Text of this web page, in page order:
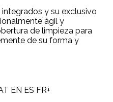
y su exclusivo
ágil y
de limpieza para
de su forma y
EN ES FR+